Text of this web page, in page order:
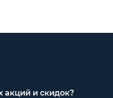
акций и скидок?